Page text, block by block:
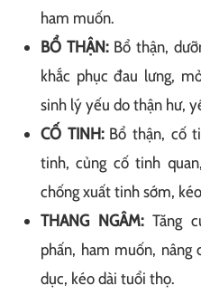
ham muốn.
BỔ THẬN: Bổ thận,
khắc phục đau lưng,
sinh lý yếu do thận hư,
CỐ TINH: Bổ thận, cố
tinh, củng cố tinh
chống xuất tinh sớm,
THANG NGÂM:Tăng
phấn, ham muốn, nâng
dục, kéo dài tuổi thọ.